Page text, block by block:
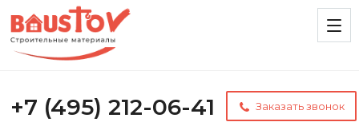
+7 (495) 212-06-41 Заказать звонок